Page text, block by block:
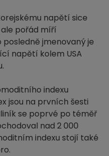
napětí sice
ale pořád míří
jmenovaný je
napětí kolem USA
indexu
jsou na prvních šesti
se poprvé po téměř
nad 2 000
indexu stojí také